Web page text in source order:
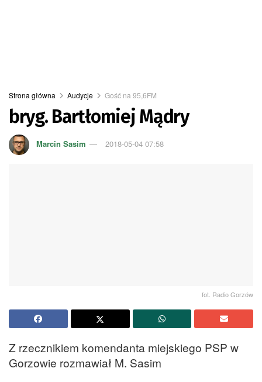
Strona główna Audycje Gość na 95,6FM
bryg. Bartłomiej Mądry
Marcin Sasim 2018-05-04 07:58
fot. Radio Gorzów
Z rzecznikiem komendanta miejskiego PSP w
Gorzowie rozmawiał M. Sasim